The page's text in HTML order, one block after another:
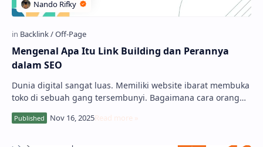
Mengenal Apa Itu Link Building dan Perannya
dalam SEO
Dunia digital sangat luas. Memiliki website ibarat membuka
toko di sebuah gang tersembunyi. Bagaimana cara orang